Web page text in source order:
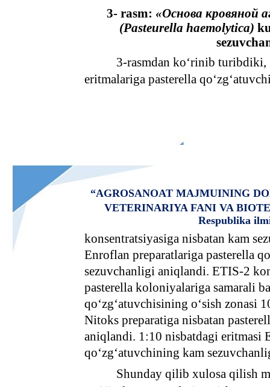
3- rasm: «Основа кровяной
(Pasteurella haemolytica)
3-rasmdan ko‘rinib
eritmalariga pasterella
“AGROSANOAT MAJMUINING
VETERINARIYA FANI VA
Respublika
konsentratsiyasiga nisbatan kam
Enroflan preparatlariga pasterella
sezuvchanligi aniqlandi. ETIS-2
pasterella koloniyalariga samarali
qo‘zg‘atuvchisining o‘sish zonasi
Nitoks preparatiga nisbatan
aniqlandi. 1:10 nisbatdagi eritmasi
qo‘zg‘atuvchining kam
Shunday qilib xulosa qilish